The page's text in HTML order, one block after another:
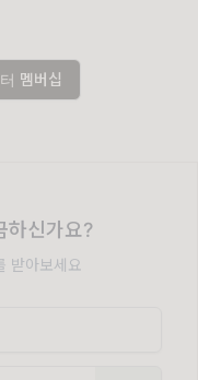
멤버십
하신가요?
받아보세요